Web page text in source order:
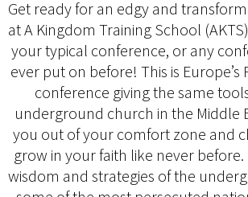
Get ready for an edgy and
at A Kingdom Training School
your typical conference, or any
ever put on before! This is Europe’s
conference giving the same
underground church in the Middle
you out of your comfort zone and
grow in your faith like never before.
wisdom and strategies of the